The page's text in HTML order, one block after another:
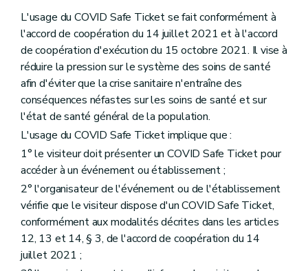
L'usage du COVID Safe Ticket se fait conformément à
l'accord de coopération du 14 juillet 2021 et à l'accord
de coopération d'exécution du 15 octobre 2021. Il vise à
réduire la pression sur le système des soins de santé
afin d'éviter que la crise sanitaire n'entraîne des
conséquences néfastes sur les soins de santé et sur
l'état de santé général de la population.
L'usage du COVID Safe Ticket implique que :
1° le visiteur doit présenter un COVID Safe Ticket pour
accéder à un événement ou établissement ;
2° l'organisateur de l'événement ou de l'établissement
vérifie que le visiteur dispose d'un COVID Safe Ticket,
conformément aux modalités décrites dans les articles
12, 13 et 14, § 3, de l'accord de coopération du 14
juillet 2021 ;